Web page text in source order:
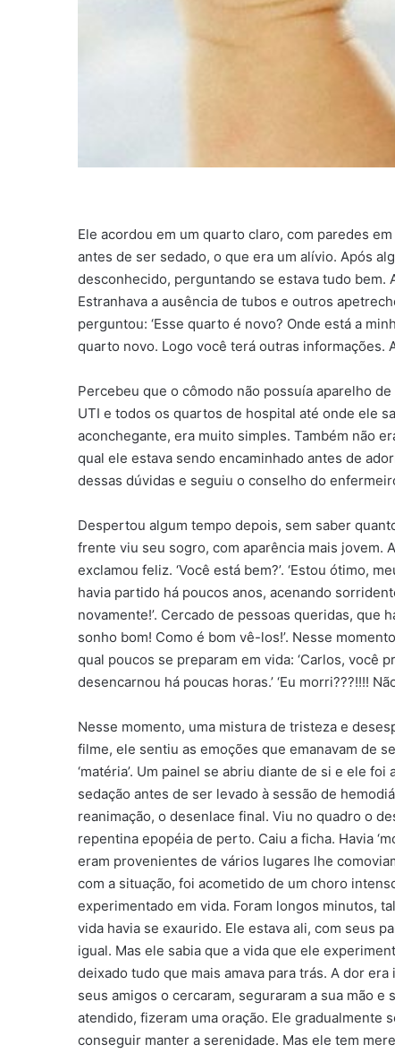
Ele acordou em um quarto claro, com paredes
antes de ser sedado, o que era um alívio. Após
desconhecido, perguntando se estava tudo bem.
Estranhava a ausência de tubos e outros
perguntou: ‘Esse quarto é novo? Onde está a
quarto novo. Logo você terá outras informações.
Percebeu que o cômodo não possuía aparelho
UTI e todos os quartos de hospital até onde ele
aconchegante, era muito simples. Também não
qual ele estava sendo encaminhado antes de
dessas dúvidas e seguiu o conselho do
Despertou algum tempo depois, sem saber
frente viu seu sogro, com aparência mais jovem.
exclamou feliz. ‘Você está bem?’. ‘Estou ótimo,
havia partido há poucos anos, acenando
novamente!’. Cercado de pessoas queridas, que
sonho bom! Como é bom vê-los!’. Nesse
qual poucos se preparam em vida: ‘Carlos, você
desencarnou há poucas horas.’ ‘Eu morri???!!!!
Nesse momento, uma mistura de tristeza e
filme, ele sentiu as emoções que emanavam de
‘matéria’. Um painel se abriu diante de si e ele
sedação antes de ser levado à sessão de
reanimação, o desenlace final. Viu no quadro o
repentina epopéia de perto. Caiu a ficha. Havia
eram provenientes de vários lugares lhe
com a situação, foi acometido de um choro
experimentado em vida. Foram longos minutos,
vida havia se exaurido. Ele estava ali, com seus
igual. Mas ele sabia que a vida que ele
deixado tudo que mais amava para trás. A dor
seus amigos o cercaram, seguraram a sua mão
atendido, fizeram uma oração. Ele gradualmente
conseguir manter a serenidade. Mas ele tem